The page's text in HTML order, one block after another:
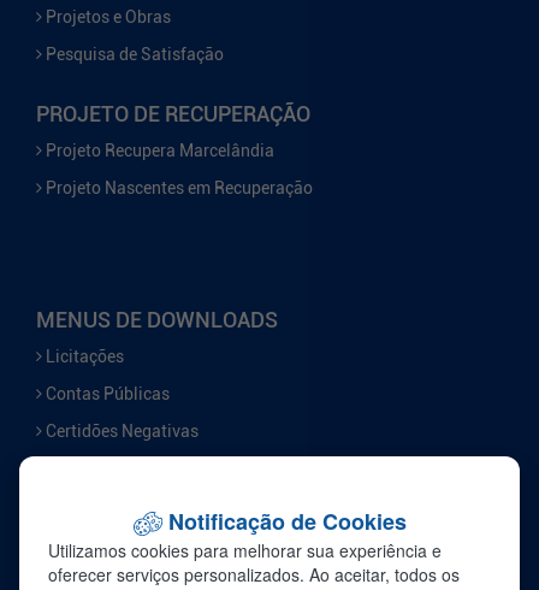
Projetos e Obras
Pesquisa de Satisfação
PROJETO DE RECUPERAÇÃO
Projeto Recupera Marcelândia
Projeto Nascentes em Recuperação
MENUS DE DOWNLOADS
Licitações
Contas Públicas
Certidões Negativas
FALE CONOSCO
Ouvidoria
Notificação de Cookies
Utilizamos cookies para melhorar sua experiência e
oferecer serviços personalizados. Ao aceitar, todos os